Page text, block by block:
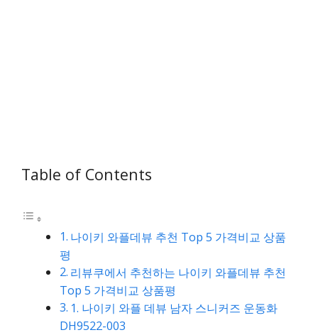
Table of Contents
나이키 와플데뷰 추천 Top 5 가격비교 상품
평
리뷰쿠에서 추천하는 나이키 와플데뷰 추천
Top 5 가격비교 상품평
1. 나이키 와플 데뷰 남자 스니커즈 운동화
DH9522-003